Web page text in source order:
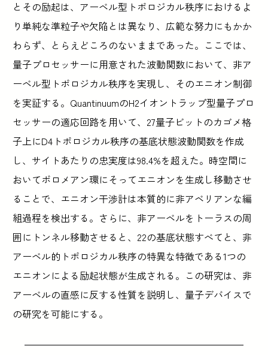
とその励起は、アーベル型トポロジカル秩序におけるよ
り単純な準粒子や欠陥とは異なり、広範な努力にもかか
わらず、とらえどころのないままであった。ここでは、
量子プロセッサーに用意された波動関数において、非ア
ーベル型トポロジカル秩序を実現し、そのエニオン制御
を実証する。QuantinuumのH2イオントラップ型量子プロ
セッサーの適応回路を用いて、27量子ビットのカゴメ格
子上にD4トポロジカル秩序の基底状態波動関数を作成
し、サイトあたりの忠実度は98.4%を超えた。時空間に
おいてボロメアン環にそってエニオンを生成し移動させ
ることで、エニオン干渉計は本質的に非アベリアンな編
組過程を検出する。さらに、非アーベルをトーラスの周
囲にトンネル移動させると、22の基底状態すべてと、非
アーベル的トポロジカル秩序の特異な特徴である1つの
エニオンによる励起状態が生成される。この研究は、非
アーベルの直感に反する性質を説明し、量子デバイスで
の研究を可能にする。